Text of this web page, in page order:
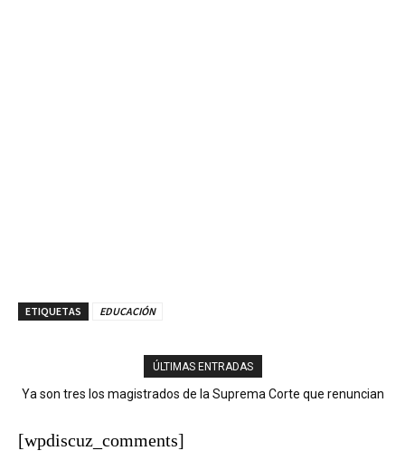
ETIQUETAS EDUCACIÓN
ÚLTIMAS ENTRADAS
Ya son tres los magistrados de la Suprema Corte que renuncian
[wpdiscuz_comments]